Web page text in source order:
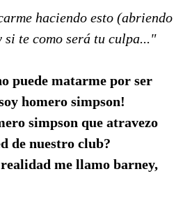
haciendo esto (abriendo
te como será tu culpa..."
puede matarme por ser
homero simpson!
simpson que atravezo
de nuestro club?
me llamo barney,